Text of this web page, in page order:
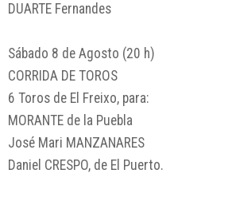
DUARTE Fernandes
Sábado 8 de Agosto (20 h)
CORRIDA DE TOROS
6 Toros de El Freixo, para:
MORANTE de la Puebla
José Mari MANZANARES
Daniel CRESPO, de El Puerto.